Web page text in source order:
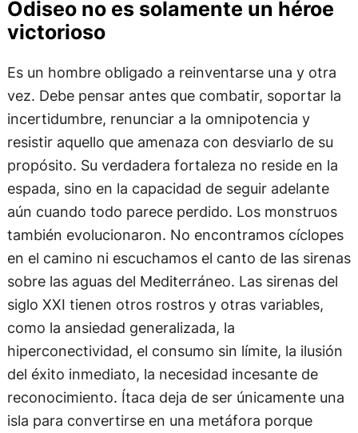
Odiseo no es solamente un héroe
victorioso
Es un hombre obligado a reinventarse una y otra
vez. Debe pensar antes que combatir, soportar la
incertidumbre, renunciar a la omnipotencia y
resistir aquello que amenaza con desviarlo de su
propósito. Su verdadera fortaleza no reside en la
espada, sino en la capacidad de seguir adelante
aún cuando todo parece perdido. Los monstruos
también evolucionaron. No encontramos cíclopes
en el camino ni escuchamos el canto de las sirenas
sobre las aguas del Mediterráneo. Las sirenas del
siglo XXI tienen otros rostros y otras variables,
como la ansiedad generalizada, la
hiperconectividad, el consumo sin límite, la ilusión
del éxito inmediato, la necesidad incesante de
reconocimiento. Ítaca deja de ser únicamente una
isla para convertirse en una metáfora porque